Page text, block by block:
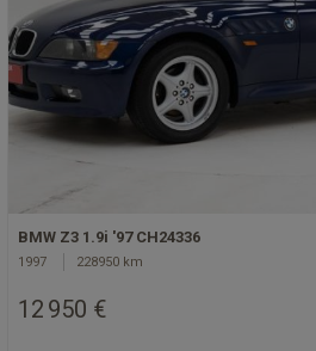
BMW Z3 1.9i '97 CH24336
1997 228950 km
12 950 €